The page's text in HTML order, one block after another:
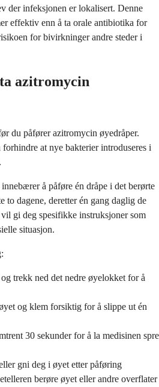
der infeksjonen er lokalisert. Denne
effektiv enn å ta orale antibiotika for
for bivirkninger andre steder i
azitromycin
du påfører azitromycin øyedråper.
at nye bakterier introduseres i
å påføre én dråpe i det berørte
to dagene, deretter én gang daglig de
gi deg spesifikke instruksjoner som
situasjon.
trekk ned det nedre øyelokket for å
og klem forsiktig for å slippe ut én
30 sekunder for å la medisinen spre
gni deg i øyet etter påføring
berøre øyet eller andre overflater